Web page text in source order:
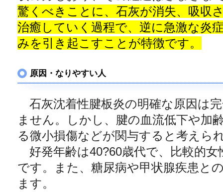
驚くべきことに、石灰が消失、吸収
治癒していく過程で、逆に急激な炎
みを引き起こすことが特徴です。
原因・なりやすい人
石灰沈着性腱板炎の明確な原因は
ません。しかし、腱の血流低下や加
る微小損傷などが関与すると考えら
好発年齢は40?60歳代で、比較的女
です。また、糖尿病や甲状腺疾患と
ます。